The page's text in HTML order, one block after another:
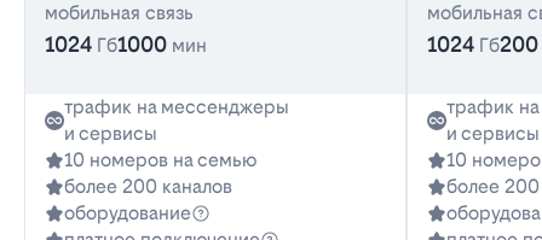
мобильная связь
1024 Гб1000 мин
трафик на мессенджеры
и сервисы
10 номеров на семью
более 200 каналов
оборудование
мобильная
1024 Гб200
трафик
и сервисы
10
более 200